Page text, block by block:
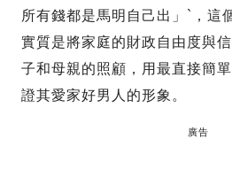
所有錢都是馬明自己出」`，這
實質是將家庭的財政自由度與
子和母親的照顧，用最直接簡
證其愛家好男人的形象。
廣告